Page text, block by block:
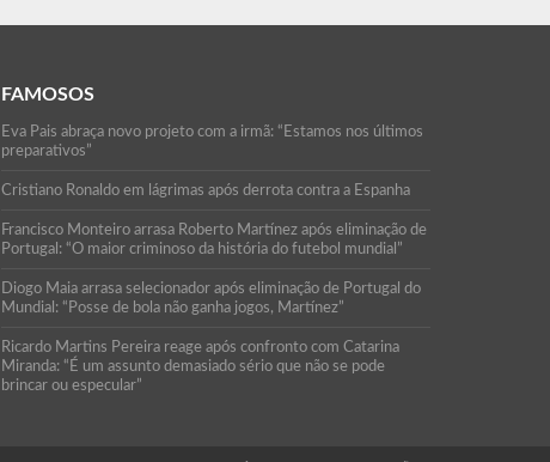
FAMOSOS
Eva Pais abraça novo projeto com a irmã: “Estamos nos últimos
preparativos”
Cristiano Ronaldo em lágrimas após derrota contra a Espanha
Francisco Monteiro arrasa Roberto Martínez após eliminação de
Portugal: “O maior criminoso da história do futebol mundial”
Diogo Maia arrasa selecionador após eliminação de Portugal do
Mundial: “Posse de bola não ganha jogos, Martínez”
Ricardo Martins Pereira reage após confronto com Catarina
Miranda: “É um assunto demasiado sério que não se pode
brincar ou especular”